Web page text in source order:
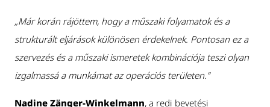
„Már korán rájöttem, hogy a műszaki folyamatok és a
strukturált eljárások különösen érdekelnek. Pontosan ez a
szervezés és a műszaki ismeretek kombinációja teszi olyan
izgalmassá a munkámat az operációs területen.”
Nadine Zänger-Winkelmann, a redi bevetési